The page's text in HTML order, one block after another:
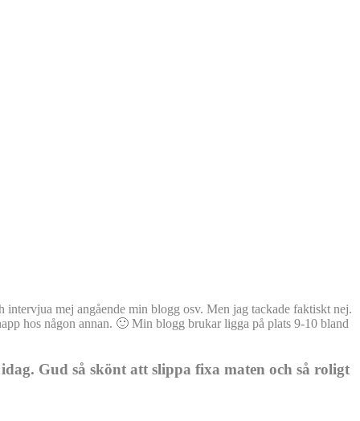
mej angående min blogg osv. Men jag tackade faktiskt nej.
hos någon annan. 🙂 Min blogg brukar ligga på plats 9-10 bland
Gud så skönt att slippa fixa maten och så roligt